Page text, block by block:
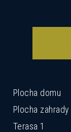
Plocha domu
Plocha zahrady
Terasa 1